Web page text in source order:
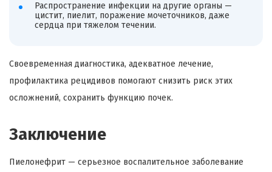
Распространение инфекции на другие органы —
цистит, пиелит, поражение мочеточников, даже
сердца при тяжелом течении.
Своевременная диагностика, адекватное лечение,
профилактика рецидивов помогают снизить риск этих
осложнений, сохранить функцию почек.
Заключение
Пиелонефрит — серьезное воспалительное заболевание